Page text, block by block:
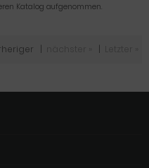
Katalog aufgenommen.